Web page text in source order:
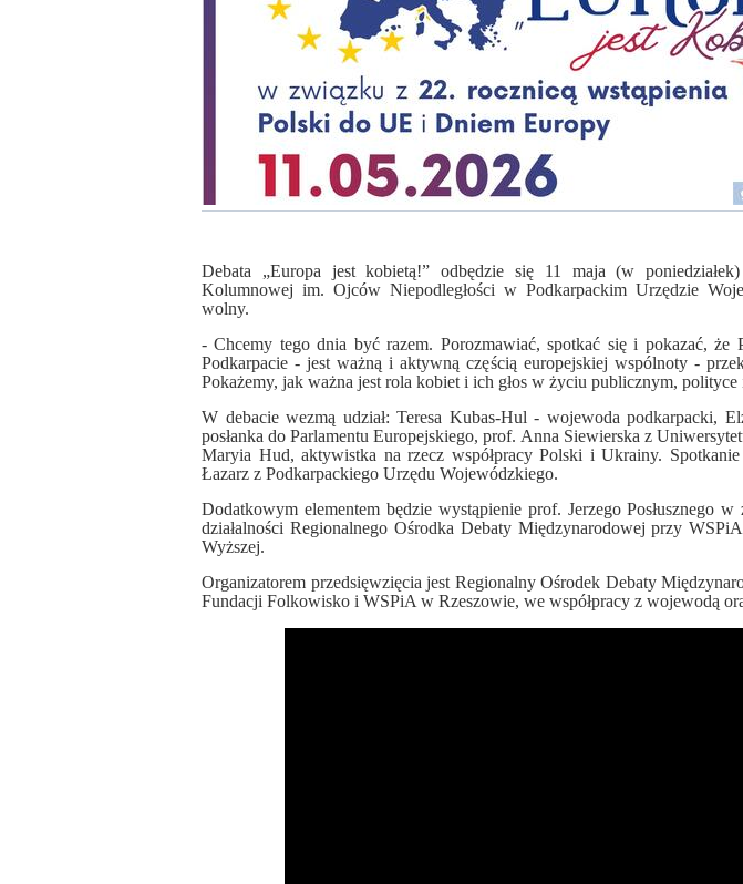
Debata „Europa jest kobietą!” odbędzie się 11 maja (w
Kolumnowej im. Ojców Niepodległości w Podkarpackim Urzędzie
wolny.
- Chcemy tego dnia być razem. Porozmawiać, spotkać się i pokazać, że
Podkarpacie - jest ważną i aktywną częścią europejskiej wspólnoty -
Pokażemy, jak ważna jest rola kobiet i ich głos w życiu publicznym, polityce
W debacie wezmą udział: Teresa Kubas-Hul - wojewoda podkarpacki,
posłanka do Parlamentu Europejskiego, prof. Anna Siewierska z
Maryia Hud, aktywistka na rzecz współpracy Polski i Ukrainy.
Łazarz z Podkarpackiego Urzędu Wojewódzkiego.
Dodatkowym elementem będzie wystąpienie prof. Jerzego Posłusznego
działalności Regionalnego Ośrodka Debaty Międzynarodowej przy
Wyższej.
Organizatorem przedsięwzięcia jest Regionalny Ośrodek Debaty
Fundacji Folkowisko i WSPiA w Rzeszowie, we współpracy z wojewodą